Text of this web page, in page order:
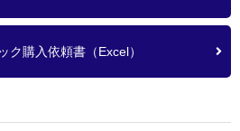
購入依頼書（Excel）